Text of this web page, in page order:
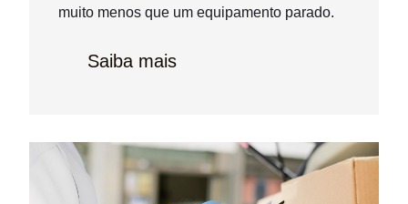
muito menos que um equipamento parado.
Saiba mais